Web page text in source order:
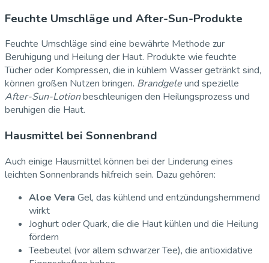
Feuchte Umschläge und After-Sun-Produkte
Feuchte Umschläge sind eine bewährte Methode zur
Beruhigung und Heilung der Haut. Produkte wie feuchte
Tücher oder Kompressen, die in kühlem Wasser getränkt sind,
können großen Nutzen bringen. Brandgeleund spezielle
After-Sun-Lotionbeschleunigen den Heilungsprozess und
beruhigen die Haut.
Hausmittel bei Sonnenbrand
Auch einige Hausmittel können bei der Linderung eines
leichten Sonnenbrands hilfreich sein. Dazu gehören:
Aloe Vera Gel, das kühlend und entzündungshemmend
wirkt
Joghurt oder Quark, die die Haut kühlen und die Heilung
fördern
Teebeutel (vor allem schwarzer Tee), die antioxidative